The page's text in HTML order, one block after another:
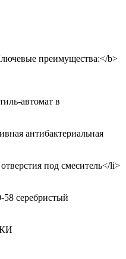
преимущества:</b>
автомат в
антибактериальная
под смеситель</li>
серебристый